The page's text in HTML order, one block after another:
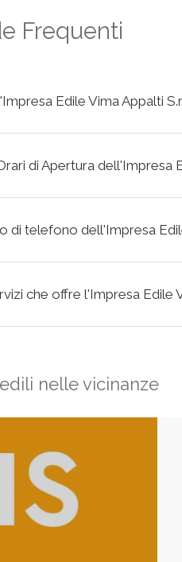
Frequenti
Edile Vima Appalti
di Apertura dell'Impresa
di telefono dell'Impresa
che offre l'Impresa Edile
nelle vicinanze